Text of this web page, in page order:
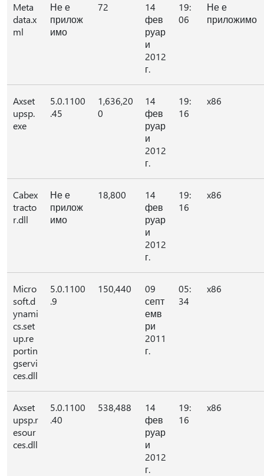
Meta
data.x
ml
Не е
прилож
имо
72
14
фев
руар
и
2012
г.
19:
06
Не е
приложимо
Axset
upsp.
exe
5.0.1100
.45
1,636,20
0
14
фев
руар
и
2012
г.
19:
16
x86
Cabex
tracto
r.dll
Не е
прилож
имо
18,800
14
фев
руар
и
2012
г.
19:
16
x86
Micro
soft.d
ynami
cs.set
up.re
portin
gservi
ces.dll
5.0.1100
.9
150,440
09
септ
емв
ри
2011
г.
05:
34
x86
Axset
upsp.r
esour
ces.dll
5.0.1100
.40
538,488
14
фев
руар
и
2012
г.
19:
16
x86